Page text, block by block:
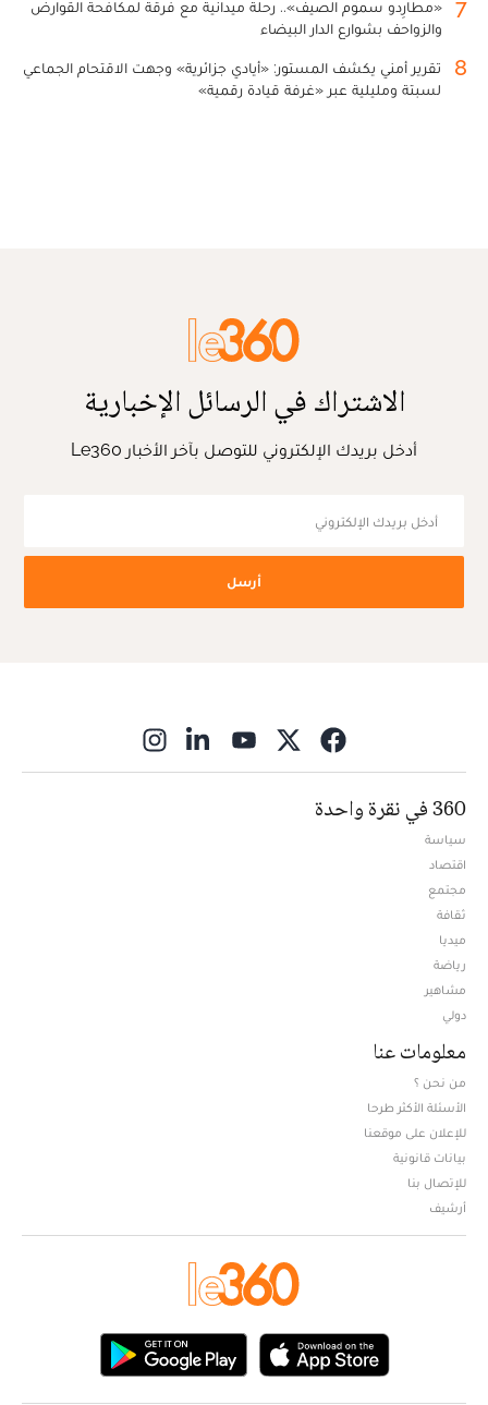
7
«مطارِدو سموم الصيف».. رحلة ميدانية مع فرقة لمكافحة القوارض
والزواحف بشوارع الدار البيضاء
8
تقرير أمني يكشف المستور: «أيادي جزائرية» وجهت الاقتحام الجماعي
لسبتة ومليلية عبر «غرفة قيادة رقمية»
الاشتراك في الرسائل الإخبارية
أدخل بريدك الإلكتروني للتوصل بآخر الأخبار Le360
أرسل
360 في نقرة واحدة
سياسة
اقتصاد
مجتمع
ثقافة
ميديا
رياضة
مشاهير
دولي
معلومات عنا
من نحن ؟
الأسئلة الأكثر طرحا
للإعلان على موقعنا
بيانات قانونية
للإتصال بنا
أرشيف